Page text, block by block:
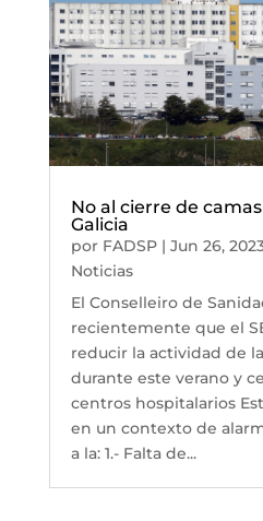
No al cierre de
Galicia
por FADSP| Jun 26,
Noticias
El Conselleiro de
recientemente que el
reducir la actividad de
durante este verano y
centros hospitalarios
en un contexto de
a la: 1.- Falta de...